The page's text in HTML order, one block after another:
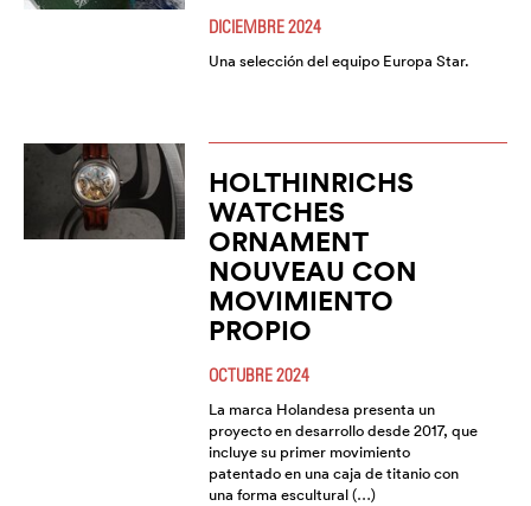
DICIEMBRE 2024
Una selección del equipo Europa Star.
HOLTHINRICHS
WATCHES
ORNAMENT
NOUVEAU CON
MOVIMIENTO
PROPIO
OCTUBRE 2024
La marca Holandesa presenta un
proyecto en desarrollo desde 2017, que
incluye su primer movimiento
patentado en una caja de titanio con
una forma escultural (…)